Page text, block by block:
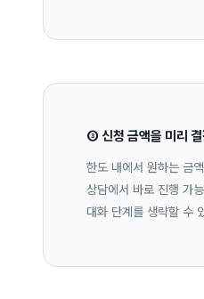
③ 신청 금액을 미리 결
한도 내에서 원하는 금
상담에서 바로 진행 가
대화 단계를 생략할 수